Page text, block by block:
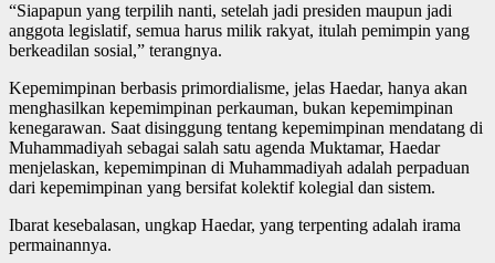
“Siapapun yang terpilih nanti, setelah jadi presiden maupun jadi
anggota legislatif, semua harus milik rakyat, itulah pemimpin yang
berkeadilan sosial,” terangnya.
Kepemimpinan berbasis primordialisme, jelas Haedar, hanya akan
menghasilkan kepemimpinan perkauman, bukan kepemimpinan
kenegarawan. Saat disinggung tentang kepemimpinan mendatang di
Muhammadiyah sebagai salah satu agenda Muktamar, Haedar
menjelaskan, kepemimpinan di Muhammadiyah adalah perpaduan
dari kepemimpinan yang bersifat kolektif kolegial dan sistem.
Ibarat kesebalasan, ungkap Haedar, yang terpenting adalah irama
permainannya.